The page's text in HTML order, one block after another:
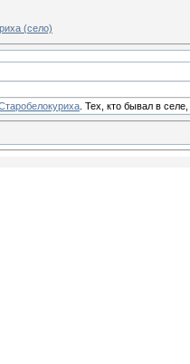
(село)
. Тех, кто бывал в